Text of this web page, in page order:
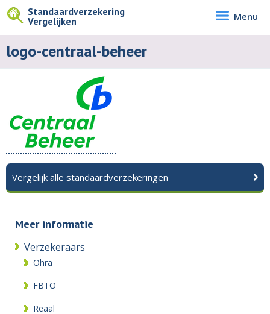
Standaardverzekering
Vergelijken
Menu
logo-centraal-beheer
Vergelijk alle standaardverzekeringen
Meer informatie
Verzekeraars
Ohra
FBTO
Reaal